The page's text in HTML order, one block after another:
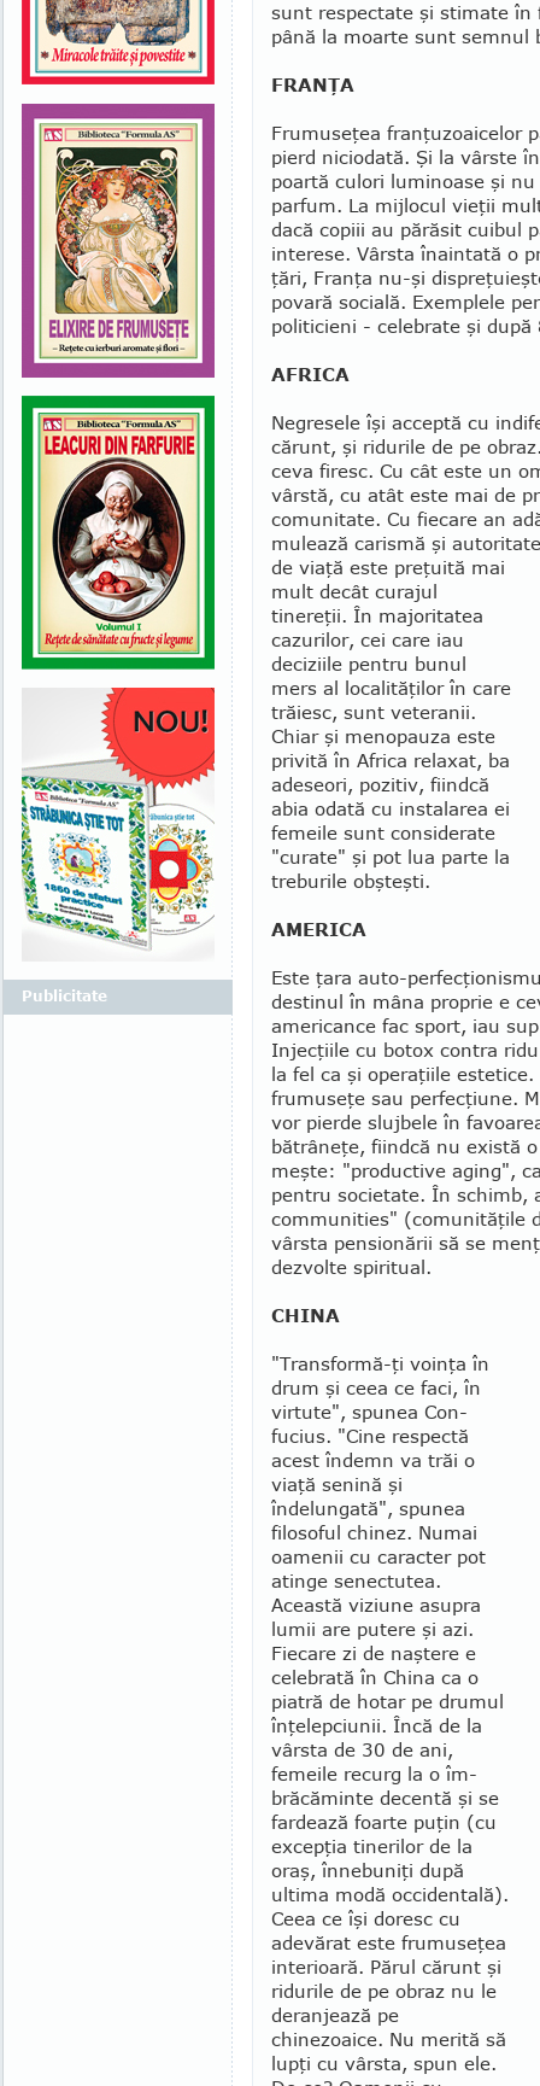
sunt res­pectate şi stimate în
până la moarte sunt semnul
FRANŢA
Frumuseţea franţuzoaicelor
pierd ni­ciodată. Şi la vârste
poartă culori lumi­noase şi
parfum. La mijlocul vieţii
dacă copiii au părăsit cuibul
interese. Vârsta înain­tată o
ţări, Franţa nu-şi
povară socială. Exemplele
politicieni - celebrate şi
AFRICA
Negresele îşi acceptă cu
cărunt, şi ridurile de pe
ceva firesc. Cu cât este un
vârstă, cu atât este mai de
comuni­ta­te. Cu fiecare an
mulează carismă şi
de viaţă este preţuită mai
mult decât curajul
tinereţii. În majoritatea
cazurilor, cei care iau
deciziile pentru bunul
mers al localităţilor în care
trăiesc, sunt veteranii.
Chiar şi menopauza este
pri­vită în Africa relaxat, ba
adeseori, pozitiv, fiindcă
abia odată cu instalarea ei
femeile sunt considerate
"curate" şi pot lua parte la
treburile obşteşti.
AMERICA
Este ţara auto-
destinul în mâna proprie e
americance fac sport, iau
Injecţiile cu botox contra
la fel ca şi opera­ţiile
frumuseţe sau perfecţiune.
vor pierde slujbele în
bătrâneţe, fiindcă nu există
meşte: "productive aging",
pentru societate. În schimb,
communities" (comunităţile
vârsta pensionării să se
dezvolte spiritual.
CHINA
"Transformă-ţi voinţa în
drum şi ceea ce faci, în
virtute", spunea Con­
fucius. "Cine respectă
acest îndemn va trăi o
viaţă senină şi
îndelungată", spunea
filosoful chi­nez. Numai
oamenii cu caracter pot
atin­ge senectutea.
Această viziune asupra
lumii are pu­tere şi azi.
Fiecare zi de naştere e
celebrată în China ca o
piatră de hotar pe drumul
înţelepciunii. Încă de la
vâr­sta de 30 de ani,
femeile recurg la o îm­
brăcăminte de­centă şi se
fardează foarte puţin (cu
ex­cep­ţia tinerilor de la
oraş, înnebuniţi după
ultima modă occidentală).
Ceea ce îşi doresc cu
adevărat este fru­museţea
inte­ri­oară. Părul cărunt şi
ridurile de pe obraz nu le
deran­jează pe
chinezoaice. Nu merită să
lupţi cu vârsta, spun ele.
Publicitate